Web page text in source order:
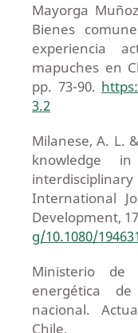
Mayorga
Bienes
experiencia
mapuches en
pp. 73-90.
3.2
Milanese, A. L.
knowledge
International
Development,
g/10.1080/
Ministerio de
energética
nacional.
Chile.